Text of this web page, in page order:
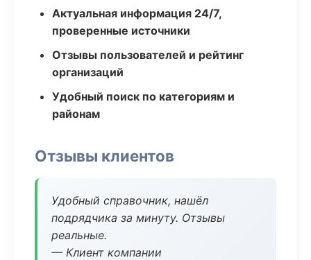
Актуальная информация 24/7,
проверенные источники
Отзывы пользователей и рейтинг
организаций
Удобный поиск по категориям и
районам
Отзывы клиентов
Удобный справочник, нашёл
подрядчика за минуту. Отзывы
реальные.
— Клиент компании